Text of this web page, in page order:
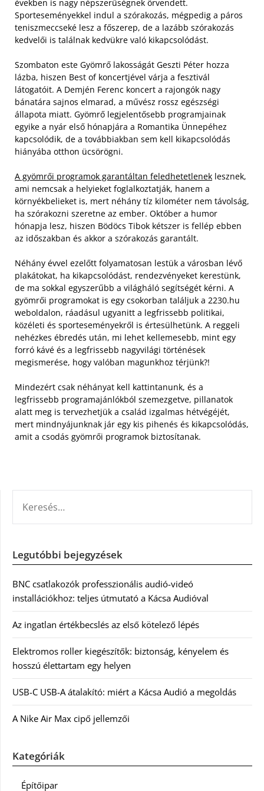
években is nagy népszerűségnek örvendett.
Sporteseményekkel indul a szórakozás, mégpedig a páros
teniszmeccseké lesz a főszerep, de a lazább szórakozás
kedvelői is találnak kedvükre való kikapcsolódást.
Szombaton este Gyömrő lakosságát Geszti Péter hozza
lázba, hiszen Best of koncertjével várja a fesztivál
látogatóit. A Demjén Ferenc koncert a rajongók nagy
bánatára sajnos elmarad, a művész rossz egészségi
állapota miatt. Gyömrő legjelentősebb programjainak
egyike a nyár első hónapjára a Romantika Ünnepéhez
kapcsolódik, de a továbbiakban sem kell kikapcsolódás
hiányába otthon ücsörögni.
A gyömrői programok garantáltan feledhetetlenek lesznek,
ami nemcsak a helyieket foglalkoztatják, hanem a
környékbelieket is, mert néhány tíz kilométer nem távolság,
ha szórakozni szeretne az ember. Október a humor
hónapja lesz, hiszen Bödöcs Tibok kétszer is fellép ebben
az időszakban és akkor a szórakozás garantált.
Néhány évvel ezelőtt folyamatosan lestük a városban lévő
plakátokat, ha kikapcsolódást, rendezvényeket kerestünk,
de ma sokkal egyszerűbb a világháló segítségét kérni. A
gyömrői programokat is egy csokorban találjuk a 2230.hu
weboldalon, ráadásul ugyanitt a legfrissebb politikai,
közéleti és sporteseményekről is értesülhetünk. A reggeli
nehézkes ébredés után, mi lehet kellemesebb, mint egy
forró kávé és a legfrissebb nagyvilági történések
megismerése, hogy valóban magunkhoz térjünk?!
Mindezért csak néhányat kell kattintanunk, és a
legfrissebb programajánlókból szemezgetve, pillanatok
alatt meg is tervezhetjük a család izgalmas hétvégéjét,
mert mindnyájunknak jár egy kis pihenés és kikapcsolódás,
amit a csodás gyömrői programok biztosítanak.
Legutóbbi bejegyzések
BNC csatlakozók professzionális audió-videó
installációkhoz: teljes útmutató a Kácsa Audióval
Az ingatlan értékbecslés az első kötelező lépés
Elektromos roller kiegészítők: biztonság, kényelem és
hosszú élettartam egy helyen
USB-C USB-A átalakító: miért a Kácsa Audió a megoldás
A Nike Air Max cipő jellemzői
Kategóriák
Építőipar